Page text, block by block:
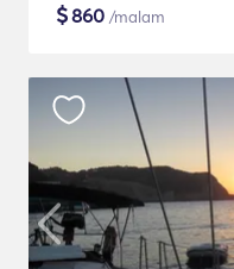
$860 /malam